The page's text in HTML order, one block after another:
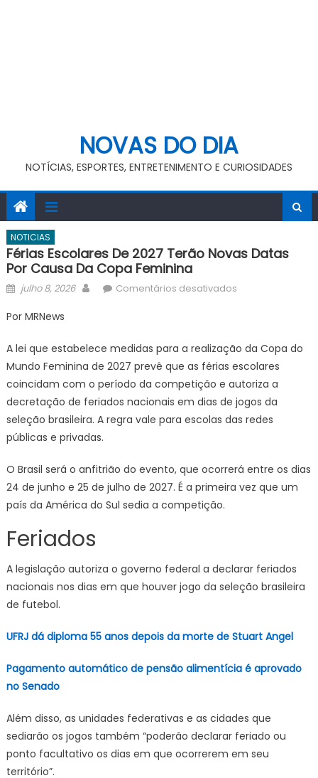
NOVAS DO DIA
NOTÍCIAS, ESPORTES, ENTRETENIMENTO E CURIOSIDADES
NOTICIAS
Férias Escolares De 2027 Terão Novas Datas
Por Causa Da Copa Feminina
Posted
julho 8, 2026 AuthorComentários desativadosem
2027
terão
novas
datas
por
Copa
Feminina
Por MRNews
A lei que estabelece medidas para a realização da Copa do
Mundo Feminina de 2027 prevê que as férias escolares
coincidam com o período da competição e autoriza a
decretação de feriados nacionais em dias de jogos da
seleção brasileira. A regra vale para escolas das redes
públicas e privadas.
O Brasil será o anfitrião do evento, que ocorrerá entre os dias
24 de junho e 25 de julho de 2027. É a primeira vez que um
país da América do Sul sedia a competição.
Feriados
A legislação autoriza o governo federal a declarar feriados
nacionais nos dias em que houver jogo da seleção brasileira
de futebol.
UFRJ dá diploma 55 anos depois da morte de Stuart Angel
Pagamento automático de pensão alimentícia é aprovado
no Senado
Além disso, as unidades federativas e as cidades que
sediarão os jogos também “poderão declarar feriado ou
ponto facultativo os dias em que ocorrerem em seu
território”.